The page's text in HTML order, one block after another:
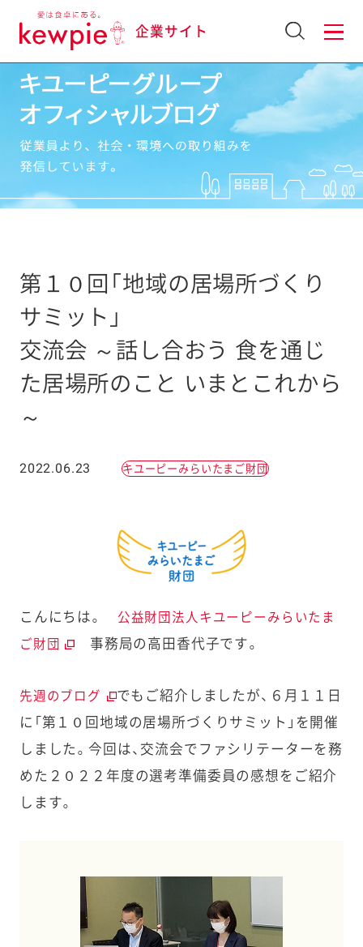
企業サイト
第１０回「地域の居場所づくり
サミット」
交流会 ～話し合おう 食を通じ
た居場所のこと いまとこれから
～
2022.06.23 キユーピーみらいたまご財団
こんにちは。
公益財団法人キユーピーみらいたま
ご財団
事務局の高田香代子です。
先週のブログ
でもご紹介しましたが、６月１１日
に「第１０回地域の居場所づくりサミット」を開催
しました。今回は、交流会でファシリテーターを務
めた２０２２年度の選考準備委員の感想をご紹介
します。